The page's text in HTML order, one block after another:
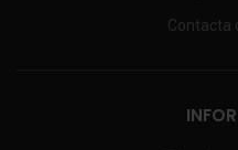
Contacta